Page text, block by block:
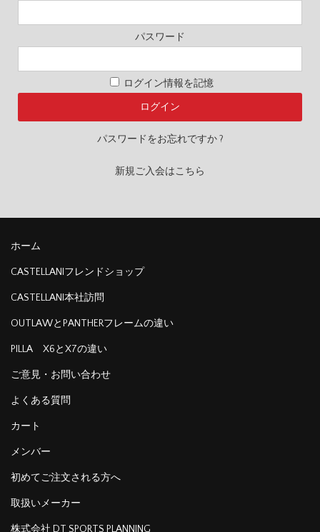
パスワード
ログイン情報を記憶
パスワードをお忘れですか ?
新規ご入会はこちら
ホーム
CASTELLANIフレンドショップ
CASTELLANI本社訪問
OUTLAWとPANTHERフレームの違い
PILLA X6とX7の違い
ご意見・お問い合わせ
よくある質問
カート
メンバー
初めてご注文される方へ
取扱いメーカー
株式会社 DT SPORTS PLANNING